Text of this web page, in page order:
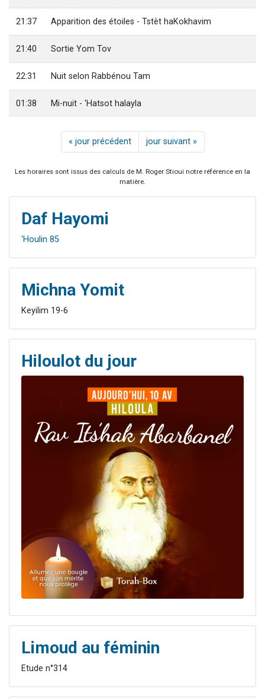
21:37 Apparition des étoiles - Tstèt haKokhavim
21:40 Sortie Yom Tov
22:31 Nuit selon Rabbénou Tam
01:38 Mi-nuit - 'Hatsot halayla
« jour précédent jour suivant »
Les horaires sont issus des calculs de M. Roger Stioui notre référence en la
matière.
Daf Hayomi
'Houlin 85
Michna Yomit
Keyilim 19-6
Hiloulot du jour
Limoud au féminin
Etude n°314